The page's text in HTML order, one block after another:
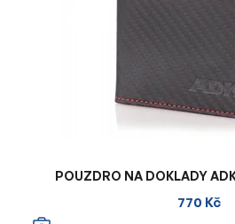
POUZDRO NA DOKLADY
770 Kč